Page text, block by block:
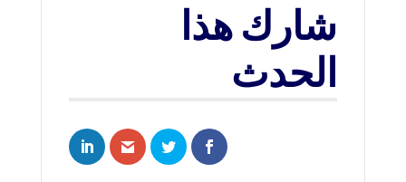
المواردشارك هذا
الحدث
Share on Facebook
Share on Twitter
via Email